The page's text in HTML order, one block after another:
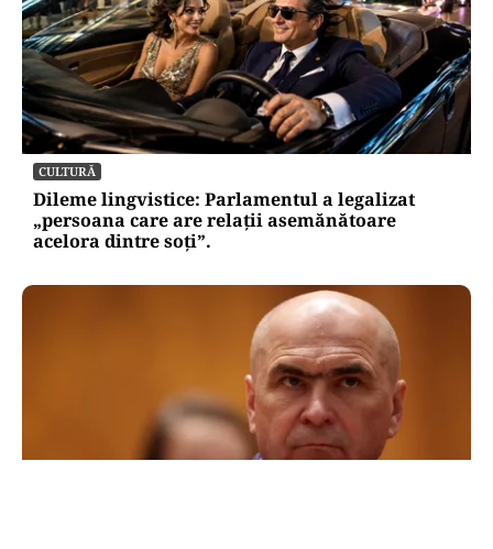
CULTURĂ
Dileme lingvistice: Parlamentul a legalizat
„persoana care are relații asemănătoare
acelora dintre soți”.